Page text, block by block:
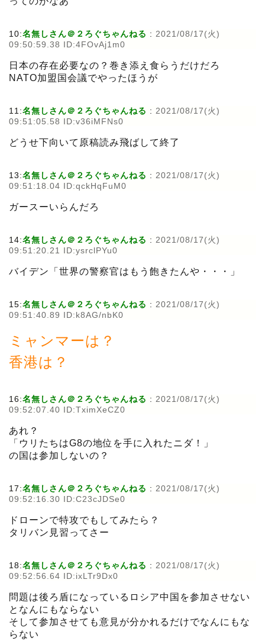
10:名無しさん＠２ろぐちゃんねる : 2021/08/17(火)
09:50:59.38 ID:4FOvAj1m0
日本の存在必要なの？巻き添え食らうだけだろ
NATO加盟国会議でやったほうが
11:名無しさん＠２ろぐちゃんねる : 2021/08/17(火)
09:51:05.58 ID:v36iMFNs0
どうせ下向いて原稿読み飛ばして終了
13:名無しさん＠２ろぐちゃんねる : 2021/08/17(火)
09:51:18.04 ID:qckHqFuM0
ガースーいらんだろ
14:名無しさん＠２ろぐちゃんねる : 2021/08/17(火)
09:51:20.21 ID:ysrclPYu0
バイデン「世界の警察官はもう飽きたんや・・・」
15:名無しさん＠２ろぐちゃんねる : 2021/08/17(火)
09:51:40.89 ID:k8AG/nbK0
ミャンマーは？
香港は？
16:名無しさん＠２ろぐちゃんねる : 2021/08/17(火)
09:52:07.40 ID:TximXeCZ0
あれ？
「ウリたちはG8の地位を手に入れたニダ！」
の国は参加しないの？
17:名無しさん＠２ろぐちゃんねる : 2021/08/17(火)
09:52:16.30 ID:C23cJDSe0
ドローンで特攻でもしてみたら？
タリバン見習ってさー
18:名無しさん＠２ろぐちゃんねる : 2021/08/17(火)
09:52:56.64 ID:ixLTr9Dx0
問題は後ろ盾になっているロシア中国を参加させない
となんにもならない
そして参加させても意見が分かれるだけでなんにもな
らない